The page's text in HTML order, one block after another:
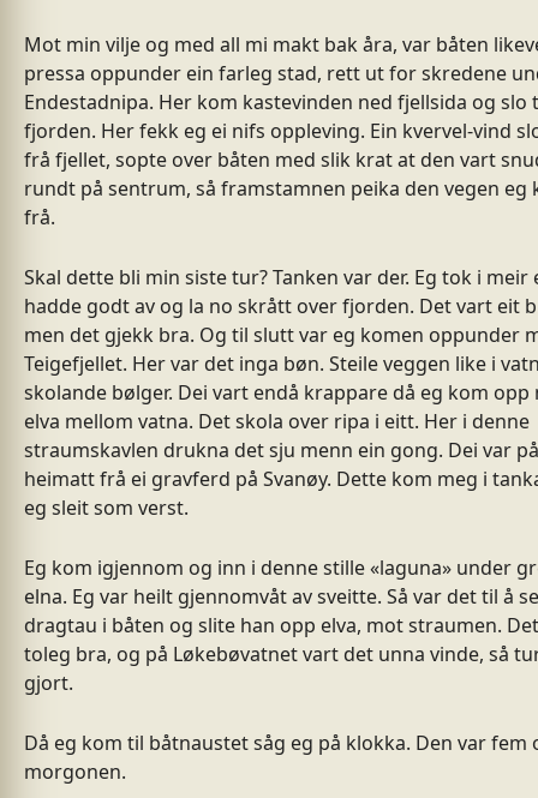
Mot min vilje og med all mi makt bak åra, var båten
pressa oppunder ein farleg stad, rett ut for skredene
Endestadnipa. Her kom kastevinden ned fjellsida og slo
fjorden. Her fekk eg ei nifs oppleving. Ein kvervel-vind
frå fjellet, sopte over båten med slik krat at den vart
rundt på sentrum, så framstamnen peika den vegen eg
frå.
Skal dette bli min siste tur? Tanken var der. Eg tok i meir
hadde godt av og la no skrått over fjorden. Det vart eit
men det gjekk bra. Og til slutt var eg komen oppunder
Teigefjellet. Her var det inga bøn. Steile veggen like i
skolande bølger. Dei vart endå krappare då eg kom opp
elva mellom vatna. Det skola over ripa i eitt. Her i denne
straumskavlen drukna det sju menn ein gong. Dei var
heimatt frå ei gravferd på Svanøy. Dette kom meg i
eg sleit som verst.
Eg kom igjennom og inn i denne stille «laguna» under
elna. Eg var heilt gjennomvåt av sveitte. Så var det til å
dragtau i båten og slite han opp elva, mot straumen.
toleg bra, og på Løkebøvatnet vart det unna vinde, så
gjort.
Då eg kom til båtnaustet såg eg på klokka. Den var fem
morgonen.